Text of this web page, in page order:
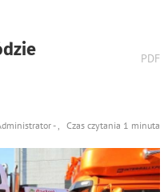
PDF
- , Czas czytania 1 minuta